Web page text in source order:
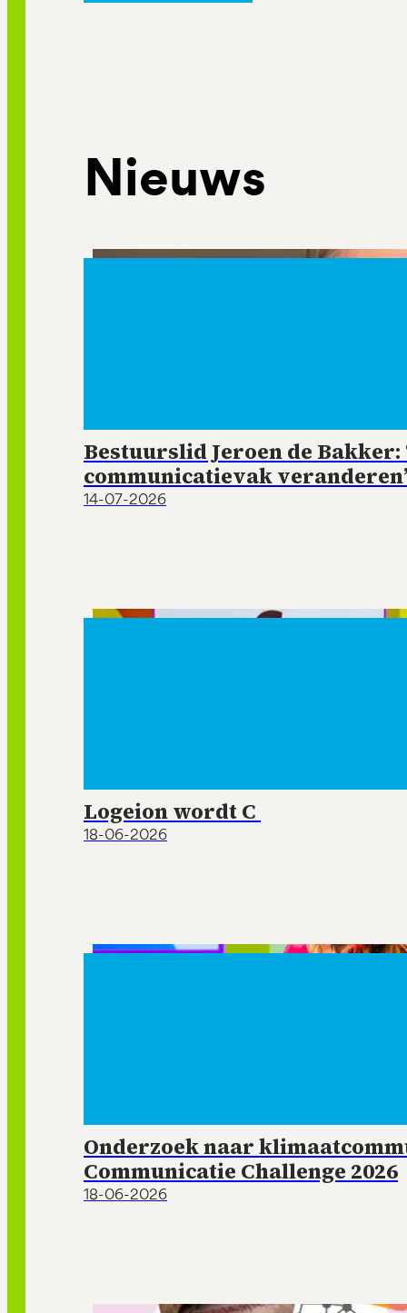
Nieuws
Bestuurslid Jeroen de Bakker:
communicatievak
14-07-2026
Logeion wordt C
18-06-2026
Onderzoek naar
Communicatie Challenge 2026
18-06-2026